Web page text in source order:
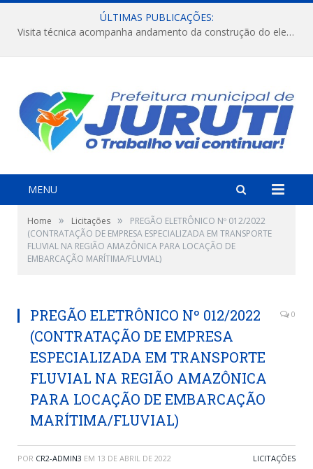
ÚLTIMAS PUBLICAÇÕES:
Visita técnica acompanha andamento da construção do elevado na comunidade Diamantino, região do Miri.
MENU
Home » Licitações »
PREGÃO ELETRÔNICO Nº 012/2022
(CONTRATAÇÃO DE EMPRESA ESPECIALIZADA EM TRANSPORTE
FLUVIAL NA REGIÃO AMAZÔNICA PARA LOCAÇÃO DE
EMBARCAÇÃO MARÍTIMA/FLUVIAL)
PREGÃO ELETRÔNICO Nº 012/2022
(CONTRATAÇÃO DE EMPRESA
ESPECIALIZADA EM TRANSPORTE
FLUVIAL NA REGIÃO AMAZÔNICA
PARA LOCAÇÃO DE EMBARCAÇÃO
MARÍTIMA/FLUVIAL)
0
POR CR2-ADMIN3 EM 13 DE ABRIL DE 2022 LICITAÇÕES